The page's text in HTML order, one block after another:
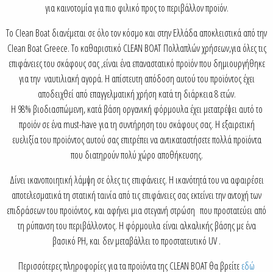
για καινοτομία για πιο φιλικό προς το περιβάλλον προϊόν.
Το Clean Boat διανέμεται σε όλο τον κόσμο και στην Ελλάδα αποκλειστικά από την
Clean Boat Greece. Το καθαριστικό CLEAN BOAT Πολλαπλών χρήσεων,για όλες τις
επιφάνειες του σκάφους σας ,είναι ένα επαναστατικό προϊόν που δημιουργήθηκε
για την ναυτιλιακή αγορά. Η απίστευτη απόδοση αυτού του προϊόντος έχει
αποδειχθεί από επαγγελματική χρήση κατά τη διάρκεια 8 ετών.
Η 98% βιοδιασπώμενη, κατά βάση οργανική φόρμουλα έχει μετατρέψει αυτό το
προϊόν σε ένα must-have για τη συντήρηση του σκάφους σας. Η εξαιρετική
ευελιξία του προϊόντος αυτού σας επιτρέπει να αντικαταστήσετε πολλά προϊόντα
που διατηρούν πολύ χώρο αποθήκευσης.
Δίνει ικανοποιητική λάμψη σε όλες τις επιφάνειες. Η ικανότητά του να αφαιρέσει
αποτελεσματικά τη στατική ταινία από τις επιφάνειες σας εκτείνει την αντοχή των
επιδράσεων του προϊόντος, και αφήνει μια στεγανή στρώση που προστατεύει από
τη ρύπανση του περιβάλλοντος. Η φόρμουλα είναι αλκαλικής βάσης με ένα
βασικό PH, και δεν μεταβάλλει το προστατευτικό UV .
Περισσότερες πληροφορίες για τα προϊόντα της CLEAN ΒΟΑΤ θα βρείτεεδώ